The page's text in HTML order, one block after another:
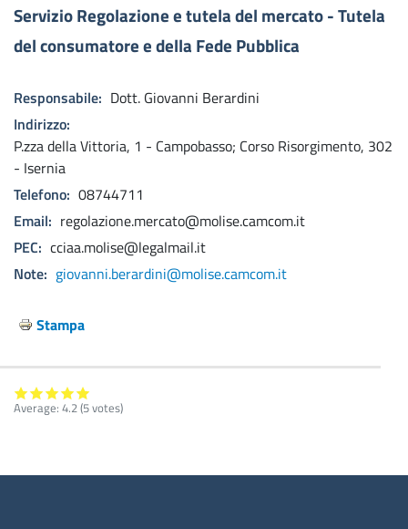
Metalli preziosi
Manifestazioni a premio
Sanzioni illeciti amministrativi
Prevenzione dell'illegalità economica
Documenti ufficiali Registro Imprese
Registro Elettronico Nazionale per la
Tracciabilità dei Rifiuti (RENTRI)
Servizio Regolazione e tutela del mercato - Tutela
del consumatore e della Fede Pubblica
Responsabile Dott. Giovanni Berardini
Indirizzo
P.zza della Vittoria, 1 - Campobasso; Corso Risorgimento, 302
- Isernia
Telefono 08744711
Email
regolazione.mercato@molise.camcom.it
PEC cciaa.molise@legalmail.it
Note giovanni.berardini@molise.camcom.it
Stampa
Average: 4.2(5votes)